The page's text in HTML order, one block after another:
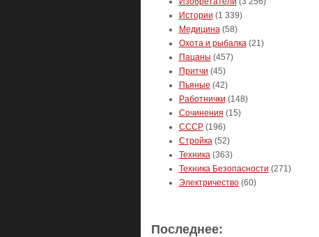
Истории (1 339)
Медицина(58)
Охота и рыбалка(21)
Пацаны (457)
Притчи (45)
Пьяные (42)
Работнички (148)
Сочинения (15)
СССР(196)
Стройка(52)
Техника(363)
Техника Безопасности (271)
Электричество(60)
Последнее: